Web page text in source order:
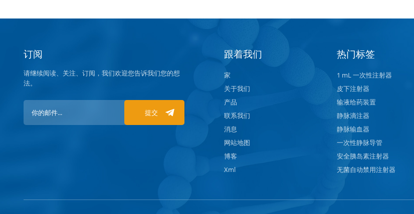
订阅
请继续阅读、关注、订阅，我们欢迎您告诉我们您的想
法。
提交
跟着我们
家
关于我们
产品
联系我们
消息
网站地图
博客
Xml
热门标签
1 mL 一次性注射器
皮下注射器
输液给药装置
静脉滴注器
静脉输血器
一次性静脉导管
安全胰岛素注射器
无菌自动禁用注射器